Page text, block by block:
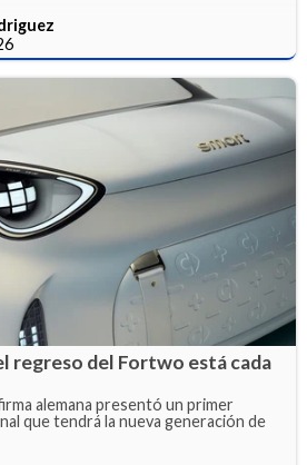
regreso del Fortwo está cada
alemana presentó un primer
que tendrá la nueva generación de